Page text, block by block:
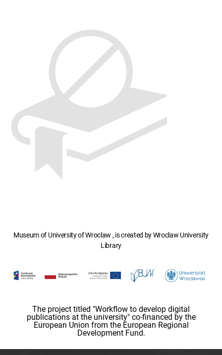
Museum of University of Wroclaw , is created by Wroclaw University
Library
The project titled "Workflow to develop digital
publications at the university" co-financed by the
European Union from the European Regional
Development Fund.